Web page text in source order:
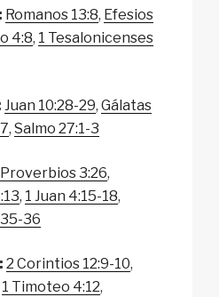
Romanos 13:8, Efesios
4:8, 1 Tesalonicenses
Juan 10:28-29, Gálatas
, Salmo 27:1-3
Proverbios 3:26,
, 1 Juan 4:15-18,
36
2 Corintios 12:9-10,
1 Timoteo 4:12,